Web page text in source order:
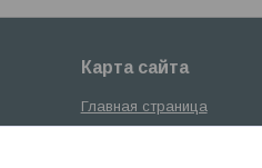
Карта сайта
Главная страница